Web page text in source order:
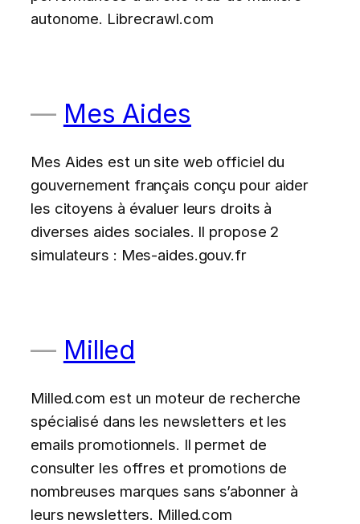
autonome. Librecrawl.com
Mes Aides
Mes Aides est un site web officiel du
gouvernement français conçu pour aider
les citoyens à évaluer leurs droits à
diverses aides sociales. Il propose 2
simulateurs : Mes-aides.gouv.fr
Milled
Milled.com est un moteur de recherche
spécialisé dans les newsletters et les
emails promotionnels. Il permet de
consulter les offres et promotions de
nombreuses marques sans s’abonner à
leurs newsletters. Milled.com